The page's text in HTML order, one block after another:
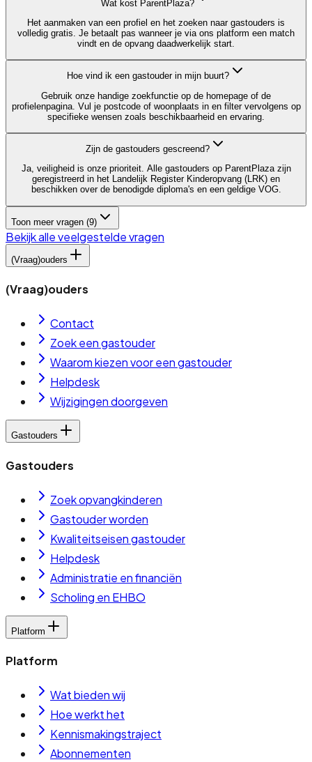
Wat kost ParentPlaza?
Het aanmaken van een profiel en het zoeken naar gastouders is
volledig gratis. Je betaalt pas wanneer je via ons platform een match
vindt en de opvang daadwerkelijk start.
Hoe vind ik een gastouder in mijn buurt?
Gebruik onze handige zoekfunctie op de homepage of de
profielenpagina. Vul je postcode of woonplaats in en filter vervolgens op
specifieke wensen zoals beschikbaarheid en ervaring.
Zijn de gastouders gescreend?
Ja, veiligheid is onze prioriteit. Alle gastouders op ParentPlaza zijn
geregistreerd in het Landelijk Register Kinderopvang (LRK) en
beschikken over de benodigde diploma's en een geldige VOG.
Toon meer vragen (9)
Bekijk alle veelgestelde vragen
(Vraag)ouders
(Vraag)ouders
Contact
Zoek een gastouder
Waarom kiezen voor een gastouder
Helpdesk
Wijzigingen doorgeven
Gastouders
Gastouders
Zoek opvangkinderen
Gastouder worden
Kwaliteitseisen gastouder
Helpdesk
Administratie en financiën
Scholing en EHBO
Platform
Platform
Wat bieden wij
Hoe werkt het
Kennismakingstraject
Abonnementen